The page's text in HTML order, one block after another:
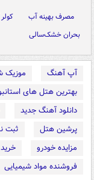
مصرف بهینه آب
بحران خشک‌سالی
آپ آهنگ موزیک
بهترین هتل های
دانلود آهنگ جدید
پرشین هتل
ثبت
مزایده خودرو
فروشنده مواد شیمیایی